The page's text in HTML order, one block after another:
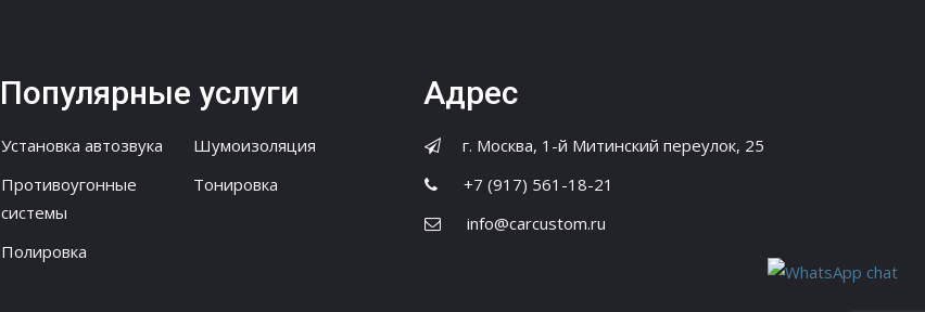
Популярные услуги
Установка автозвука
Шумоизоляция
Противоугонные
системы
Тонировка
Полировка
Адрес
г. Москва, 1-й Митинский переулок, 25
+7 (917) 561-18-21
info@carcustom.ru